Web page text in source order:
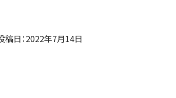
稿日：2022年7月14日